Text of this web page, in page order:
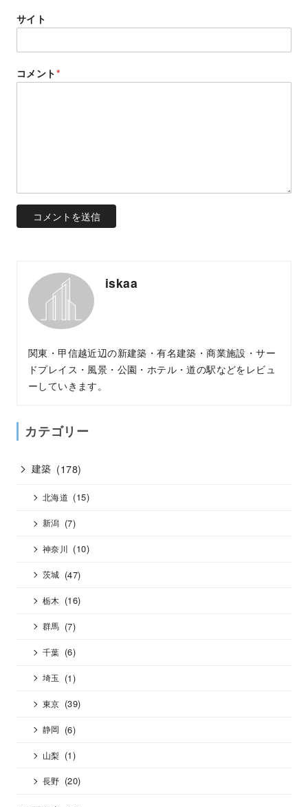
サイト
コメント*
iskaa
関東・甲信越近辺の新建築・有名建築・商業施設・サー
ドプレイス・風景・公園・ホテル・道の駅などをレビュ
ーしていきます。
カテゴリー
建築 (178)
北海道 (15)
新潟 (7)
神奈川 (10)
茨城 (47)
栃木 (16)
群馬 (7)
千葉 (6)
埼玉 (1)
東京 (39)
静岡 (6)
山梨 (1)
長野 (20)